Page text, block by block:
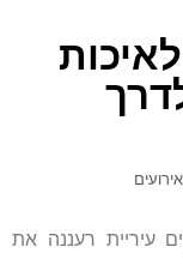
פסטיבל אקו ה-2 לאיכות
אירועים
עיריית רעננה את